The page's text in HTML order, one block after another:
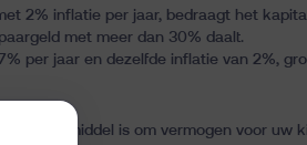
2% inflatie per jaar, bedraagt het
met meer dan 30% daalt.
per jaar en dezelfde inflatie van 2%,
middel is om vermogen voor uw